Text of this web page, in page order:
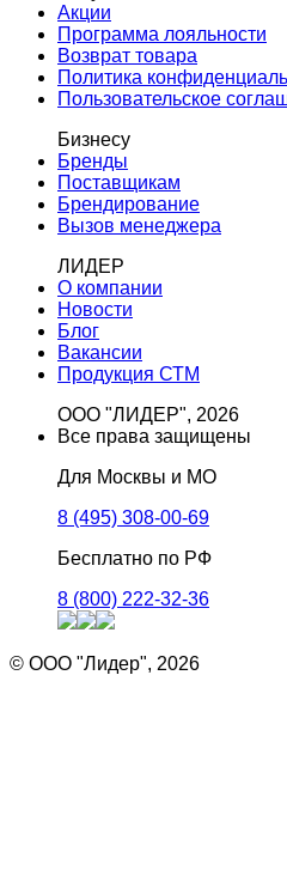
Акции
Программа лояльности
Возврат товара
Политика
Пользовательское
Бизнесу
Бренды
Поставщикам
Брендирование
Вызов менеджера
ЛИДЕР
О компании
Новости
Блог
Вакансии
Продукция СТМ
ООО "ЛИДЕР", 2026
Все права защищены
Для Москвы и МО
8 (495) 308-00-69
Бесплатно по РФ
8 (800) 222-32-36
© ООО "Лидер", 2026